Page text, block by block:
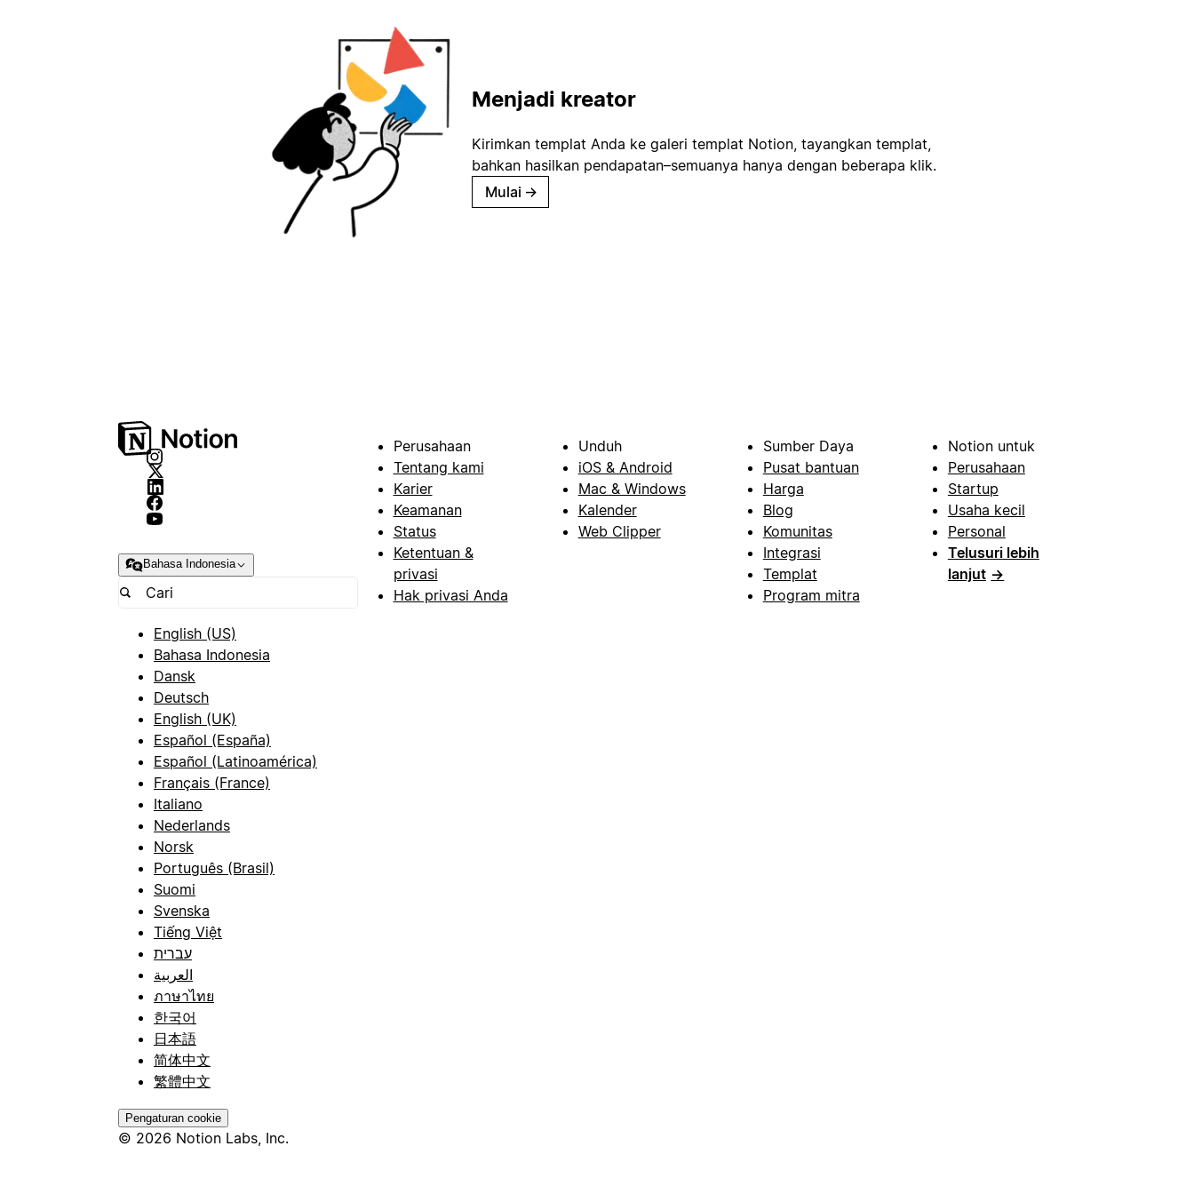
Menjadi kreator
Kirimkan templat Anda ke galeri templat Notion, tayangkan templat,
bahkan hasilkan pendapatan–semuanya hanya dengan beberapa klik.
Mulai →
Bahasa Indonesia
English (US)
Bahasa Indonesia
Dansk
Deutsch
English (UK)
Español (España)
Español (Latinoamérica)
Français (France)
Italiano
Nederlands
Norsk
Português (Brasil)
Suomi
Svenska
Tiếng Việt
עברית
العربية
ภาษาไทย
한국어
日本語
简体中文
繁體中文
Pengaturan cookie
© 2026 Notion Labs, Inc.
Perusahaan
Tentang kami
Karier
Keamanan
Status
Ketentuan &
privasi
Hak privasi Anda
Unduh
iOS & Android
Mac & Windows
Kalender
Web Clipper
Sumber Daya
Pusat bantuan
Harga
Blog
Komunitas
Integrasi
Templat
Program mitra
Notion untuk
Perusahaan
Startup
Usaha kecil
Personal
Telusuri lebih
lanjut →